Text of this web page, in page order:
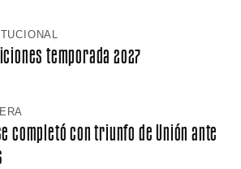
temporada 2027
completó con triunfo de Unión ante